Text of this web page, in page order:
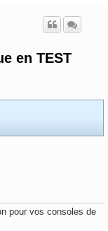
en TEST
pour vos consoles de